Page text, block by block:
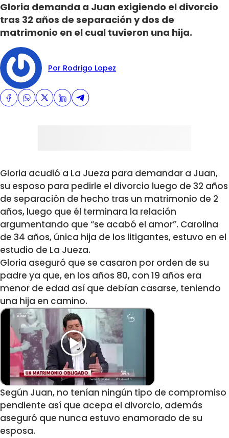
Gloria demanda a Juan exigiendo el divorcio
tras 32 años de separación y dos de
matrimonio en el cual tuvieron una hija.
Por Rodrigo Lopez
Gloria acudió a La Jueza para demandar a Juan,
su esposo para pedirle el divorcio luego de 32 años
de separación de hecho tras un matrimonio de 2
años, luego que él terminara la relación
argumentando que “se acabó el amor”. Carolina
de 34 años, única hija de los litigantes, estuvo en el
estudio de La Jueza.
Gloria aseguró que se casaron por orden de su
padre ya que, en los años 80, con 19 años era
menor de edad así que debían casarse, teniendo
una hija en camino.
Según Juan, no tenían ningún tipo de compromiso
pendiente así que acepa el divorcio, además
aseguró que nunca estuvo enamorado de su
esposa.